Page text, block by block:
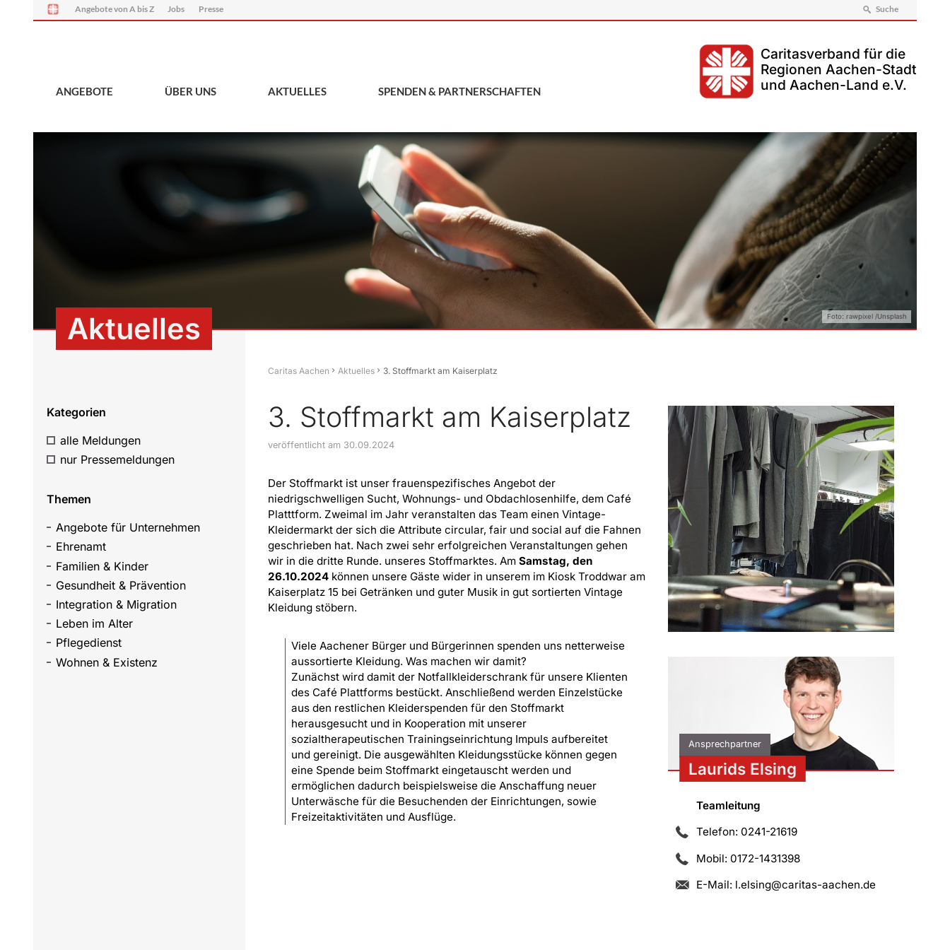
Angebote von A bis Z Jobs Presse Suche
Caritasverband für die
Regionen Aachen-Stadt
und Aachen-Land e.V.
ANGEBOTE ÜBER UNS AKTUELLES SPENDEN & PARTNERSCHAFTEN
Aktuelles Foto: rawpixel /Unsplash
Kategorien
alle Meldungen
nur Pressemeldungen
Themen
Angebote für Unternehmen
Ehrenamt
Familien & Kinder
Gesundheit & Prävention
Integration & Migration
Leben im Alter
Pflegedienst
Wohnen & Existenz
Caritas Aachen Aktuelles 3. Stoffmarkt am Kaiserplatz
3. Stoffmarkt am Kaiserplatz
veröffentlicht am 30.09.2024
Der Stoffmarkt ist unser frauenspezifisches Angebot der
niedrigschwelligen Sucht, Wohnungs- und Obdachlosenhilfe, dem Café
Platttform. Zweimal im Jahr veranstalten das Team einen Vintage-
Kleidermarkt der sich die Attribute circular, fair und social auf die Fahnen
geschrieben hat. Nach zwei sehr erfolgreichen Veranstaltungen gehen
wir in die dritte Runde. unseres Stoffmarktes. Am Samstag, den
26.10.2024 können unsere Gäste wider in unserem im Kiosk Troddwar am
Kaiserplatz 15 bei Getränken und guter Musik in gut sortierten Vintage
Kleidung stöbern.
Viele Aachener Bürger und Bürgerinnen spenden uns netterweise
aussortierte Kleidung. Was machen wir damit?
Zunächst wird damit der Notfallkleiderschrank für unsere Klienten
des Café Plattforms bestückt. Anschließend werden Einzelstücke
aus den restlichen Kleiderspenden für den Stoffmarkt
herausgesucht und in Kooperation mit unserer
sozialtherapeutischen Trainingseinrichtung Impuls aufbereitet
und gereinigt. Die ausgewählten Kleidungsstücke können gegen
eine Spende beim Stoffmarkt eingetauscht werden und
ermöglichen dadurch beispielsweise die Anschaffung neuer
Unterwäsche für die Besuchenden der Einrichtungen, sowie
Freizeitaktivitäten und Ausflüge.
Ansprechpartner
Laurids Elsing
Teamleitung
Telefon: 0241-21619
Mobil: 0172-1431398
E-Mail: l.elsing@caritas-aachen.de